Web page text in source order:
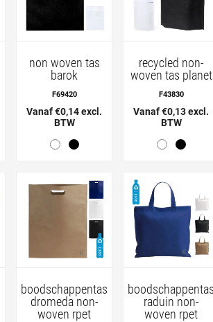
non woven tas
barok
F69420
Vanaf €0,14 excl.
BTW
recycled non-
woven tas planet
F43830
Vanaf €0,13 excl.
BTW
boodschappentas
dromeda non-
woven rpet
raduin non-
woven rpet